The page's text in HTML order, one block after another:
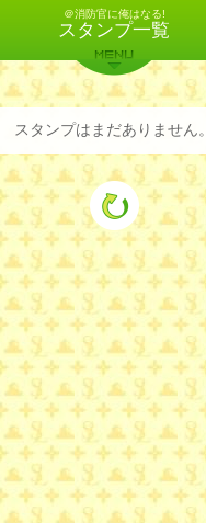
＠消防官に俺はなる!
スタンプ一覧
ンバー 詳細検索 ランキング
MENU
スタンプはまだありません。